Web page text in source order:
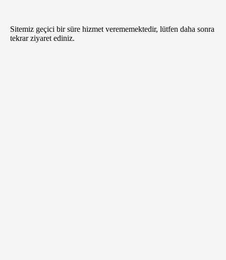
Sitemiz geçici bir süre hizmet verememektedir, lütfen daha sonra
tekrar ziyaret ediniz.